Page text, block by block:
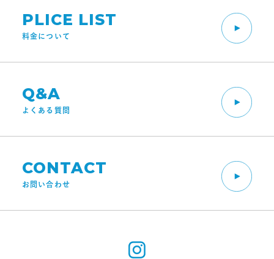
PLICE LIST
料金について
Q&A
よくある質問
CONTACT
お問い合わせ